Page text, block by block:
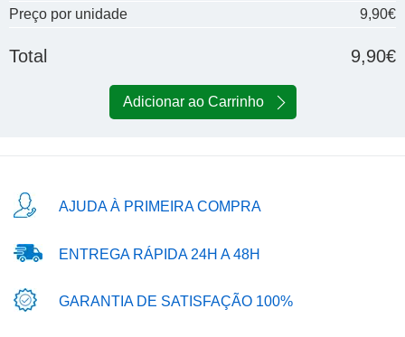
Preço por unidade 9,90€
Total 9,90€
Adicionar ao Carrinho
AJUDA À PRIMEIRA COMPRA
ENTREGA RÁPIDA 24H A 48H
GARANTIA DE SATISFAÇÃO 100%